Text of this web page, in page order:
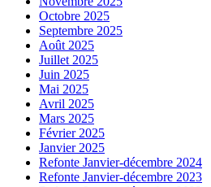
Octobre 2025
Septembre 2025
Août 2025
Juillet 2025
Juin 2025
Mai 2025
Avril 2025
Mars 2025
Février 2025
Janvier 2025
Refonte Janvier-décembre 2024
Refonte Janvier-décembre 2023